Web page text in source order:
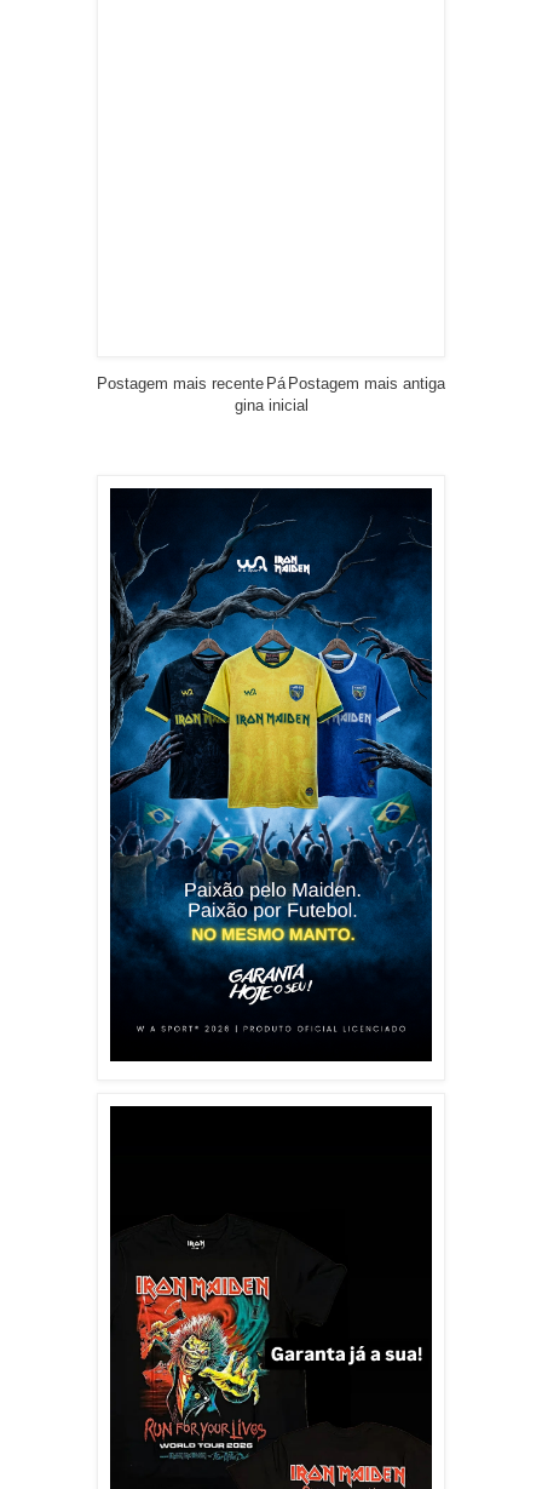
Postagem mais recente Postagem mais antiga
Pá
gina inicial